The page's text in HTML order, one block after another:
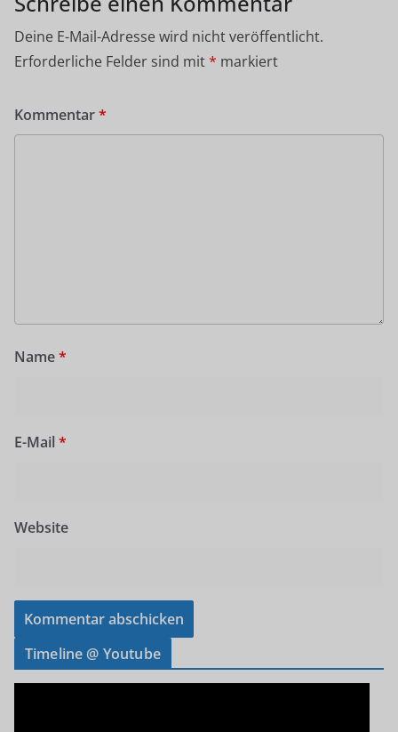
Deine E-Mail-Adresse wird nicht veröffentlicht.
Erforderliche Felder sind mit* markiert
Kommentar*
Name*
E-Mail *
Website
Timeline @ Youtube